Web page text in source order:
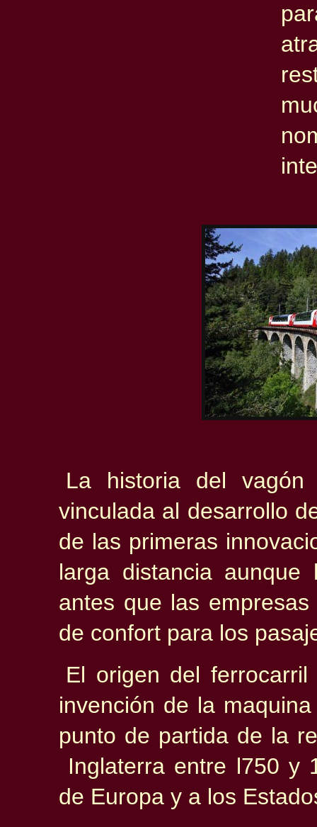
La historia del vagón
vinculada al desarrollo
de las primeras
larga distancia
antes que las
de confort para los
El origen del
invención de la
punto de partida de la
Inglaterra entre l750 y
de Europa y a los